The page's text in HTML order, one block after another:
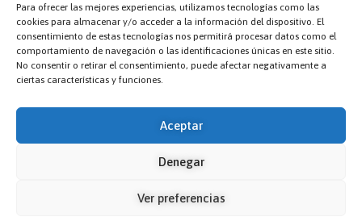
Para ofrecer las mejores experiencias, utilizamos tecnologías como las
cookies para almacenar y/o acceder a la información del dispositivo. El
consentimiento de estas tecnologías nos permitirá procesar datos como el
comportamiento de navegación o las identificaciones únicas en este sitio.
No consentir o retirar el consentimiento, puede afectar negativamente a
ciertas características y funciones.
Aceptar
Denegar
Ver preferencias
Aviso Legal
Política de privacidad
Política de cookies
deportes2@comarcacincovillas.es